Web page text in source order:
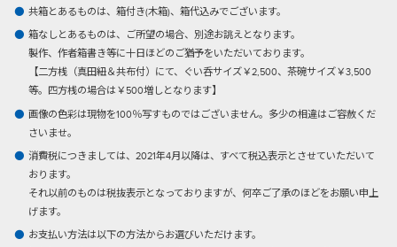
共箱とあるものは、箱付き(木箱)、箱代込みでございます。
箱なしとあるものは、ご所望の場合、別途お誂えとなります。
製作、作者箱書き等に十日ほどのご猶予をいただいております。
【二方桟（真田紐＆共布付）にて、ぐい呑サイズ￥2,500、茶碗サイズ￥3,500
等。四方桟の場合は￥500増しとなります】
画像の色彩は現物を100％写すものではございません。多少の相違はご容赦くだ
さいませ。
消費税につきましては、2021年4月以降は、すべて税込表示とさせていただいて
おります。
それ以前のものは税抜表示となっておりますが、何卒ご了承のほどをお願い申上
げます。
お支払い方法は以下の方法からお選びいただけます。